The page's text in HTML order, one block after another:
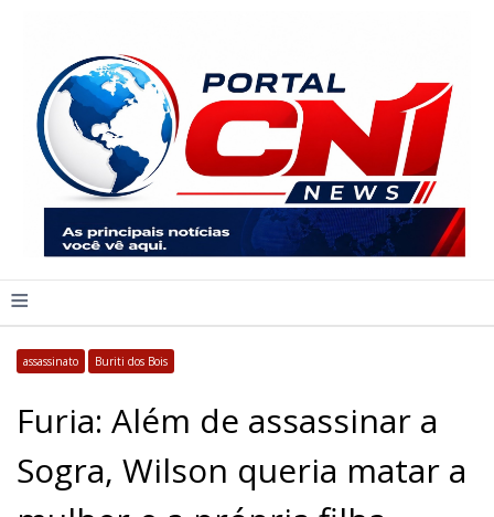
≡
assassinato Buriti dos Bois
Furia: Além de assassinar a
Sogra, Wilson queria matar a